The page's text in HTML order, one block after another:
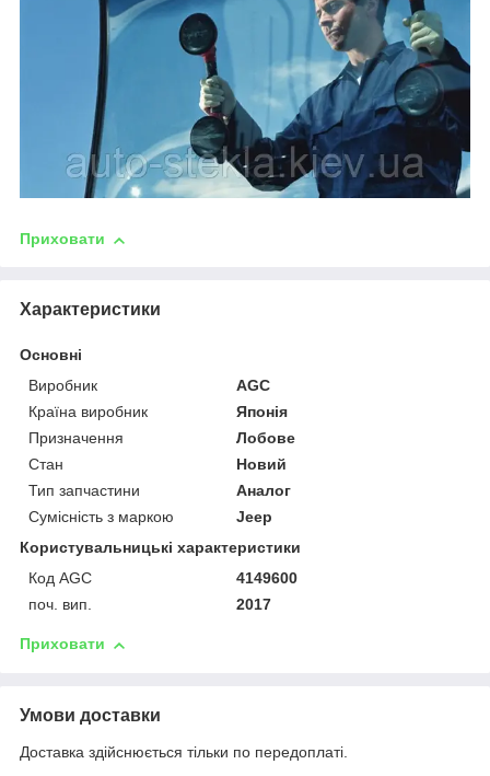
Приховати
Характеристики
Основні
Виробник
AGC
Країна виробник
Японія
Призначення
Лобове
Стан
Новий
Тип запчастини
Аналог
Сумісність з маркою
Jeep
Користувальницькі характеристики
Код AGC
4149600
поч. вип.
2017
Приховати
Умови доставки
Доставка здійснюється тільки по передоплаті.